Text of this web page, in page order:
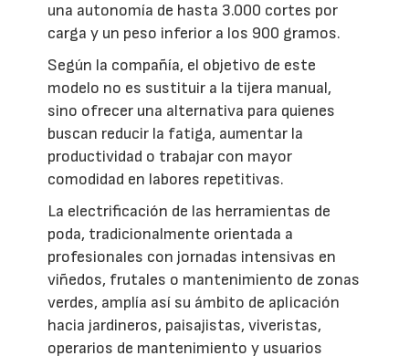
una autonomía de hasta 3.000 cortes por
carga y un peso inferior a los 900 gramos.
Según la compañía, el objetivo de este
modelo no es sustituir a la tijera manual,
sino ofrecer una alternativa para quienes
buscan reducir la fatiga, aumentar la
productividad o trabajar con mayor
comodidad en labores repetitivas.
La electrificación de las herramientas de
poda, tradicionalmente orientada a
profesionales con jornadas intensivas en
viñedos, frutales o mantenimiento de zonas
verdes, amplía así su ámbito de aplicación
hacia jardineros, paisajistas, viveristas,
operarios de mantenimiento y usuarios